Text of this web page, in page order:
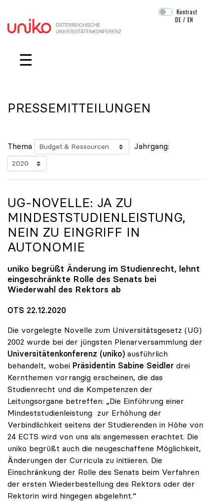
Navigation überspringen
Kontrast
DE /EN
☰
PRESSEMITTEILUNGEN
Thema Jahrgang:
UG-NOVELLE: JA ZU
MINDESTSTUDIENLEISTUNG,
NEIN ZU EINGRIFF IN
AUTONOMIE
uniko begrüßt Änderung im Studienrecht, lehnt
eingeschränkte Rolle des Senats bei
Wiederwahl des Rektors ab
OTS 22.12.2020
Die vorgelegte Novelle zum Universitätsgesetz (UG)
2002 wurde bei der jüngsten Plenarversammlung der
Universitätenkonferenz (uniko) ausführlich
behandelt, wobei Präsidentin Sabine Seidler drei
Kernthemen vorrangig erscheinen, die das
Studienrecht und die Kompetenzen der
Leitungsorgane betreffen: „Die Einführung einer
Mindeststudienleistung zur Erhöhung der
Verbindlichkeit seitens der Studierenden in Höhe von
24 ECTS wird von uns als angemessen erachtet. Die
uniko begrüßt auch die neugeschaffene Möglichkeit,
Änderungen der Curricula zu initiieren. Die
Einschränkung der Rolle des Senats beim Verfahren
der ersten Wiederbestellung des Rektors oder der
Rektorin wird hingegen abgelehnt.“